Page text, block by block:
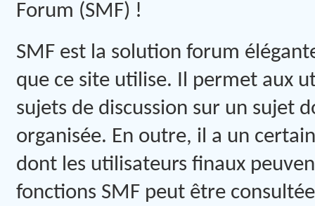
Forum (SMF) !
SMF est la solution forum
que ce site utilise. Il permet aux
sujets de discussion sur un sujet
organisée. En outre, il a un
dont les utilisateurs finaux
fonctions SMF peut être